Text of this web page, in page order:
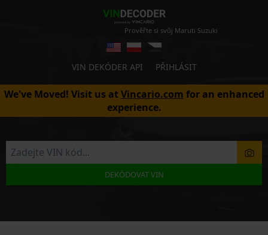
Prověřte si svůj Maruti Suzuki
VIN DEKÓDER API PŘIHLÁSIT
We've Moved! Visit us atVincario.com for an enhanced
experience.
DEKÓDOVAT VIN